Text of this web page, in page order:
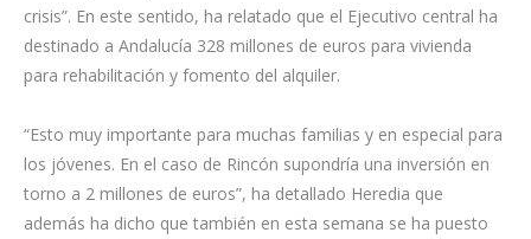
crisis”. En este sentido, ha relatado que el Ejecutivo central ha
destinado a Andalucía 328 millones de euros para vivienda
para rehabilitación y fomento del alquiler.
“Esto muy importante para muchas familias y en especial para
los jóvenes. En el caso de Rincón supondría una inversión en
torno a 2 millones de euros”, ha detallado Heredia que
además ha dicho que también en esta semana se ha puesto